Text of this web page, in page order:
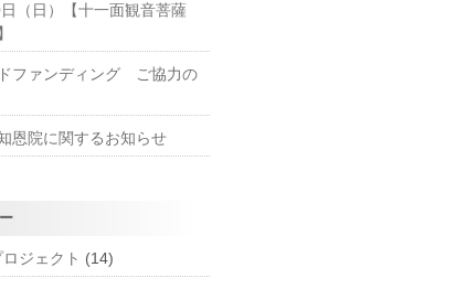
（日）【十一面観音菩薩
ファンディング ご協力の
恩院に関するお知らせ
ジェクト (14)